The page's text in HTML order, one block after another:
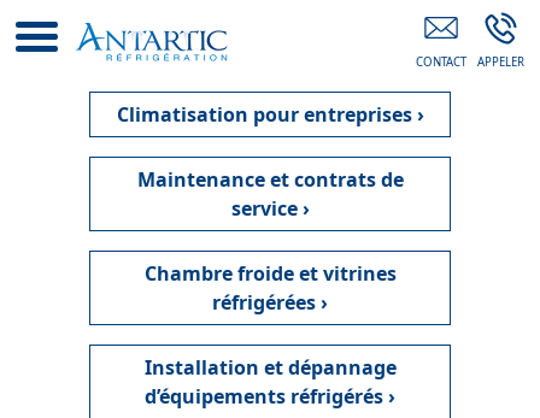
Professionnel Du Froid Sarcelles
Climatisation pour entreprises ›
Maintenance et contrats de
service ›
Chambre froide et vitrines
réfrigérées ›
Installation et dépannage
d’équipements réfrigérés ›